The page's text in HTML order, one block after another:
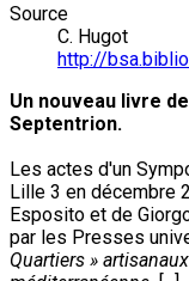
Source
C. Hugot
http://
Un nouveau livre
Septentrion.
Les actes d'un
Lille 3 en décembre
Esposito et de
par les Presses
Quartiers »